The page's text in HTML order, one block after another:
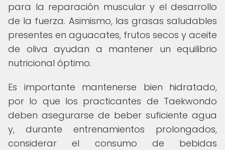
para la reparación muscular y el desarrollo
de la fuerza. Asimismo, las grasas saludables
presentes en aguacates, frutos secos y aceite
de oliva ayudan a mantener un equilibrio
nutricional óptimo.
Es importante mantenerse bien hidratado,
por lo que los practicantes de Taekwondo
deben asegurarse de beber suficiente agua
y, durante entrenamientos prolongados,
considerar el consumo de bebidas